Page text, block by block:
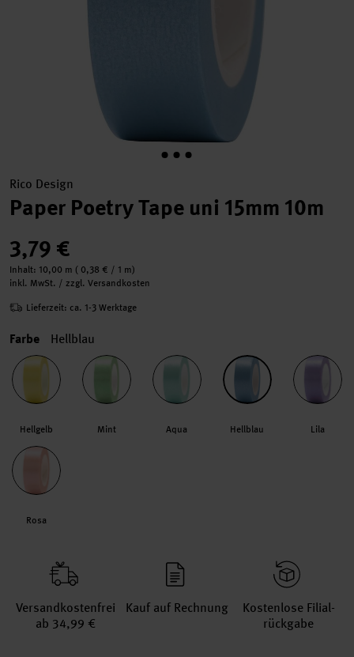
Rico Design
Paper Poetry Tape uni 15mm 10m
3,79 €
Inhalt: 10,00 m ( 0,38 € / 1 m)
inkl. MwSt. / zzgl. Versandkosten
Lieferzeit: ca. 1-3 Werktage
Farbe Hellblau
Hellgelb Mint Aqua Hellblau Lila
Rosa
Versand­kosten­frei
ab 34,99 €
Kauf auf Rechnung
Kosten­lose Filial­
rückgabe